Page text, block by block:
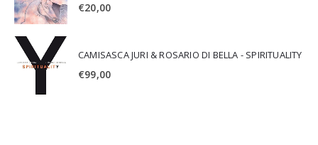
€20,00
CAMISASCA JURI & ROSARIO DI BELLA - SPIRITUALITY
€99,00